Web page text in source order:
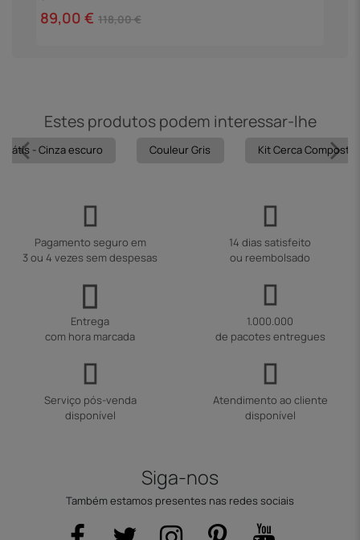
89,00 € 118,00 €
Estes produtos podem interessar-lhe
- Cinza escuro Couleur Gris Kit Cerca Composta
Pagamento seguro em
3 ou 4 vezes sem despesas
14 dias satisfeito
ou reembolsado
Entrega
com hora marcada
1.000.000
de pacotes entregues
Serviço pós-venda
disponível
Atendimento ao cliente
disponível
Siga-nos
Também estamos presentes nas redes sociais